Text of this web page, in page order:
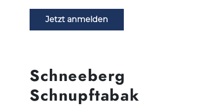
Schneeberg
Schnupftabak
Jetzt anmelden